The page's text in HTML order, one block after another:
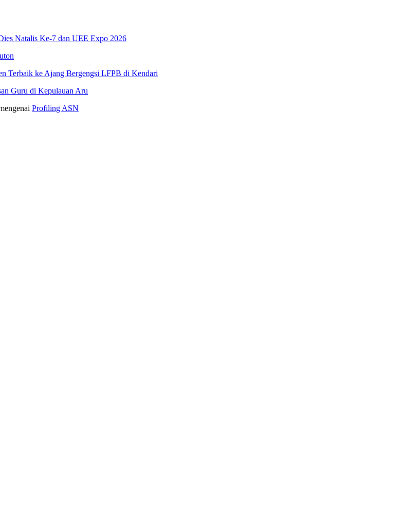
Natalis Ke-7 dan UEE Expo 2026
Terbaik ke Ajang Bergengsi LFPB di Kendari
Guru di Kepulauan Aru
Profiling ASN